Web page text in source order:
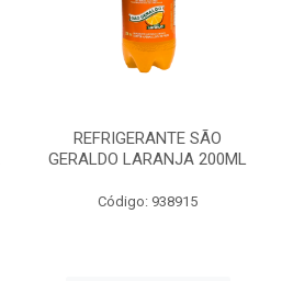
REFRIGERANTE SÃO
GERALDO LARANJA 200ML
Código: 938915